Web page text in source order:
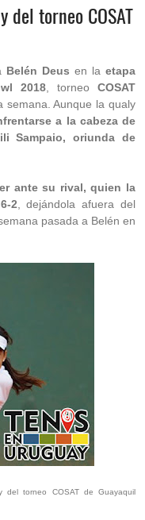
del torneo COSAT
Belén Deus en laetapa
2018 , torneo COSAT
semana. Aunque la qualy
a la cabeza de
Sampaio, oriunda de
ante su rival, quien la
2 , dejándola afuera del
pasada a Belén en
torneo COSAT de Guayaquil